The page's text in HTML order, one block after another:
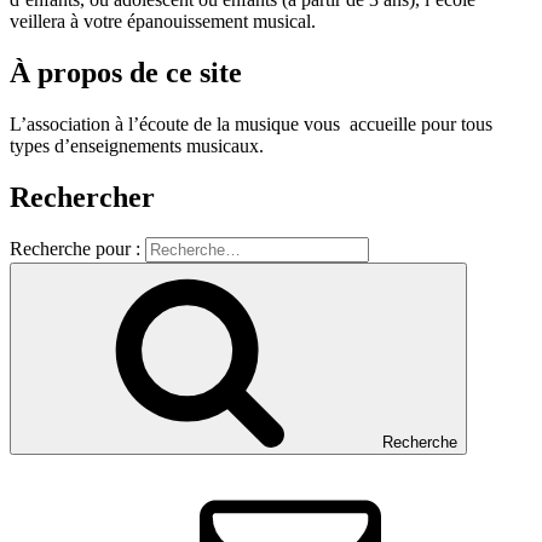
veillera à votre épanouissement musical.
À propos de ce site
L’association à l’écoute de la musique vous accueille pour tous
types d’enseignements musicaux.
Rechercher
Recherche pour :
Recherche